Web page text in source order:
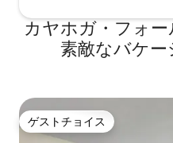
カヤホガ・フォ
素敵なバケ
ゲストチョイス
ゲストチョイス